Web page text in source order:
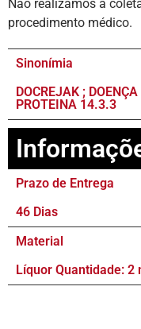
Não realizamos a
procedimento médico.
Sinonímia
DOCREJAK ;
PROTEINA 14.3.3
Prazo de Entrega
46 Dias
Material
Líquor Quantidade: 2